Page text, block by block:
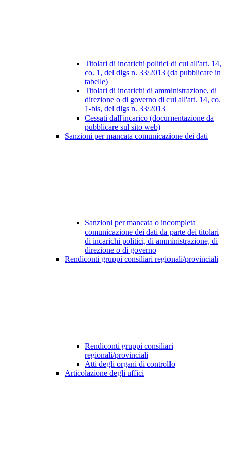
Titolari di incarichi politici di cui all'art. 14,
co. 1, del dlgs n. 33/2013 (da pubblicare in
tabelle)
Titolari di incarichi di amministrazione, di
direzione o di governo di cui all'art. 14, co.
1-bis, del dlgs n. 33/2013
Cessati dall'incarico (documentazione da
pubblicare sul sito web)
Sanzioni per mancata comunicazione dei dati
Sanzioni per mancata o incompleta
comunicazione dei dati da parte dei titolari
di incarichi politici, di amministrazione, di
direzione o di governo
Rendiconti gruppi consiliari regionali/provinciali
Rendiconti gruppi consiliari
regionali/provinciali
Atti degli organi di controllo
Articolazione degli uffici